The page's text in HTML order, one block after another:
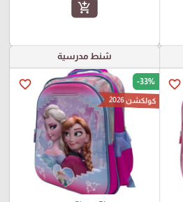
add_shopping_cart
favorite_border
شنط مدرسية
favorite_border -33%
كولكشن 2026